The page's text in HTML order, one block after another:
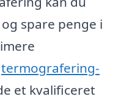
spare penge i
termografering-
et kvalificeret